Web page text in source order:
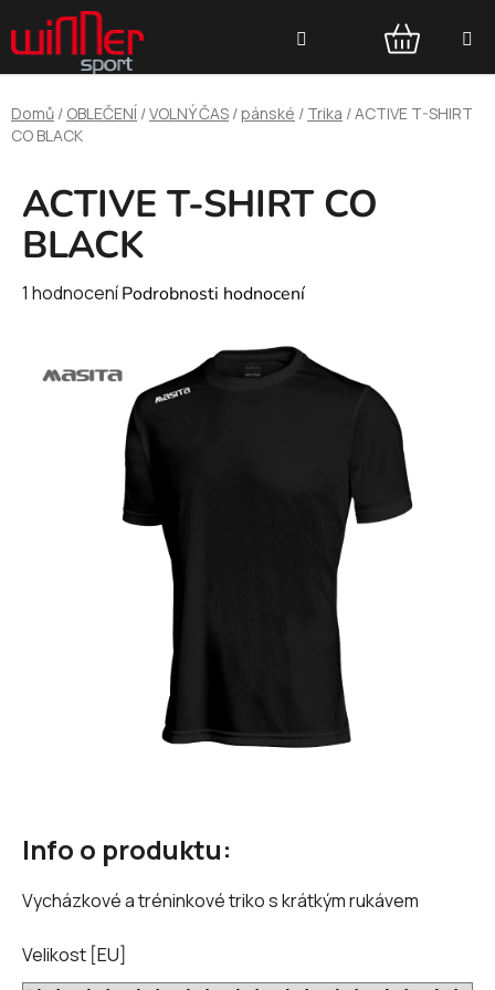
na
obsah
NÁKUPNÍ
KOŠÍK
Domů / OBLEČENÍ /VOLNÝ ČAS /pánské / Trika /ACTIVE T-SHIRT
CO BLACK
Info o produktu:
Vycházkové a tréninkové triko s krátkým rukávem
Velikost [EU]
ACTIVE T-SHIRT CO
BLACK
Průměrné
1 hodnoceníPodrobnosti hodnocení